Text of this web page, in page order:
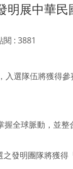
展中華
閱 : 3881
選隊伍將獲得
全球脈動，並
發明團隊將獲得